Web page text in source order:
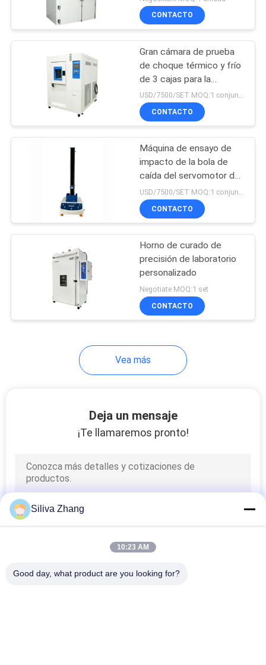
Máquina de prueba
de goma
Máquina de prueba
de la compresión de
la caja
24
Máquina de prueba
Máquinas de prueba
del equipaje
máquinas de
medición
de microcomputadora
PID y tamaño
CONTACTO
Gran cámara de prueba
de choque térmico y frío
de 3 cajas para la
simulación del entorno
de laboratorio
USD/7500/SET MOQ:1 conjunto
CONTACTO
Máquina de ensayo de
impacto de la bola de
caída del servomotor de
Panasonic SUS 304 de
acero inoxidable
USD/7500/SET MOQ:1 conjunto
CONTACTO
Horno de curado de
precisión de laboratorio
personalizado
Negotiate MOQ:1 set
CONTACTO
Vea más
Deja un mensaje
¡Te llamaremos pronto!
Siliva Zhang
10:23 AM
Good day, what product are you looking for?